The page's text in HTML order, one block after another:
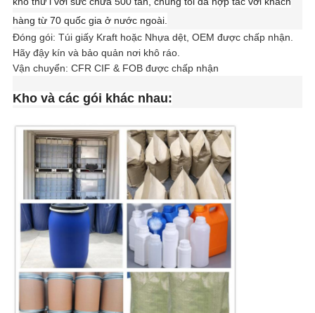
hàng từ 70 quốc gia ở nước ngoài.
Đóng gói: Túi giấy Kraft hoặc Nhựa dệt, OEM được chấp nhận.
Hãy đậy kín và bảo quản nơi khô ráo.
Vận chuyển: CFR CIF & FOB được chấp nhận
Kho và các gói khác nhau: